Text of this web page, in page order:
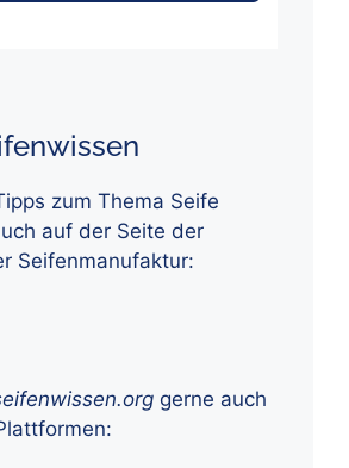
zum Thema Seife
auf der Seite der
Seifenmanufaktur:
gerne auch